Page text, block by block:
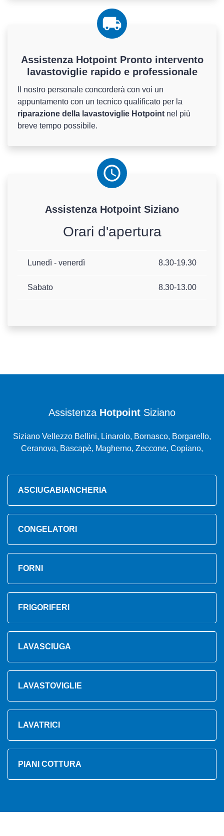
Assistenza Hotpoint Pronto intervento
lavastoviglie rapido e professionale
Il nostro personale concorderà con voi un
appuntamento con un tecnico qualificato per la
riparazione della lavastoviglie Hotpoint nel più
breve tempo possibile.
Assistenza Hotpoint Siziano
Orari d'apertura
Lunedì - venerdì 8.30-19.30
Sabato 8.30-13.00
Assistenza Hotpoint Siziano
Siziano Vellezzo Bellini, Linarolo, Bornasco, Borgarello,
Ceranova, Bascapè, Magherno, Zeccone, Copiano,
ASCIUGABIANCHERIA
CONGELATORI
FORNI
FRIGORIFERI
LAVASCIUGA
LAVASTOVIGLIE
LAVATRICI
PIANI COTTURA